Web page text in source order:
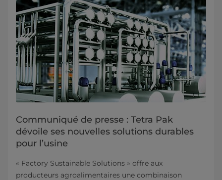
Communiqué de presse : Tetra Pak
dévoile ses nouvelles solutions durables
pour l’usine
« Factory Sustainable Solutions » offre aux
producteurs agroalimentaires une combinaison